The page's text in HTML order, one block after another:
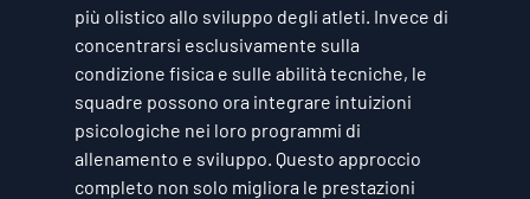
più olistico allo sviluppo degli atleti. Invece di
concentrarsi esclusivamente sulla
condizione fisica e sulle abilità tecniche, le
squadre possono ora integrare intuizioni
psicologiche nei loro programmi di
allenamento e sviluppo. Questo approccio
completo non solo migliora le prestazioni